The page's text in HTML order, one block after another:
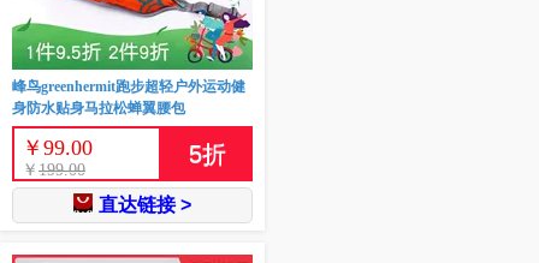
峰鸟greenhermit跑步超轻户外运动健
身防水贴身马拉松蝉翼腰包
￥ 99.00
￥ 199.00
5折
直达链接 >